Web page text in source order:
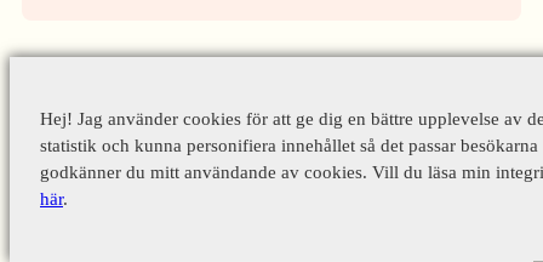
Hej! Jag använder cookies för att ge dig en bättre upplevelse av
statistik och kunna personifiera innehållet så det passar
godkänner du mitt användande av cookies. Vill du läsa min
här.